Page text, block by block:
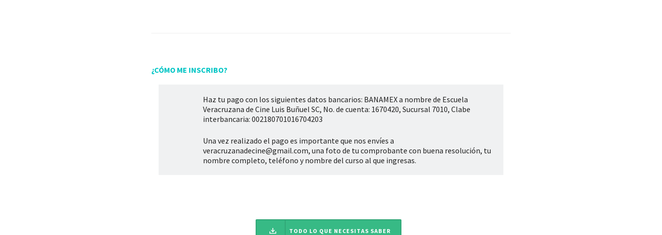
¿CÓMO ME INSCRIBO?
Haz tu pago con los siguientes datos bancarios: BANAMEX a nombre de Escuela
Veracruzana de Cine Luis Buñuel SC, No. de cuenta: 1670420, Sucursal 7010, Clabe
interbancaria: 002180701016704203
Una vez realizado el pago es importante que nos envíes a
veracruzanadecine@gmail.com, una foto de tu comprobante con buena resolución, tu
nombre completo, teléfono y nombre del curso al que ingresas.
TODO LO QUE NECESITAS SABER